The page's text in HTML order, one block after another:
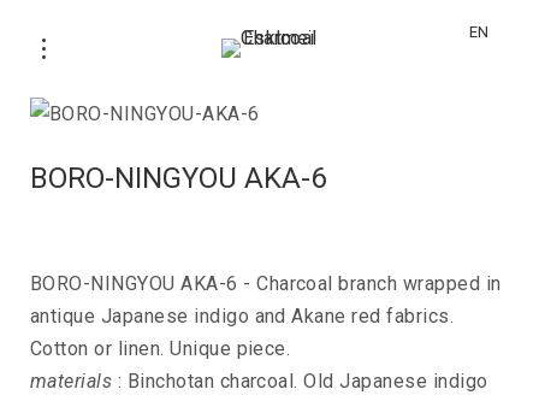
EN
BORO-NINGYOU AKA-6
BORO-NINGYOU AKA-6 - Charcoal branch wrapped in
antique Japanese indigo and Akane red fabrics.
Cotton or linen. Unique piece.
materials : Binchotan charcoal. Old Japanese indigo